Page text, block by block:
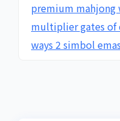
premium mahjong
multiplier gates of
ways 2 simbol